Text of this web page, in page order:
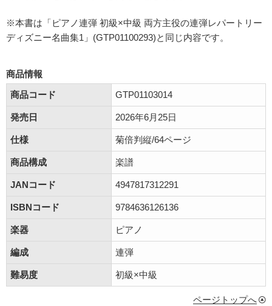
※本書は「ピアノ連弾 初級×中級 両方主役の連弾レパートリー
ディズニー名曲集1」(GTP01100293)と同じ内容です。
商品情報
商品コード
GTP01103014
発売日 2026年6月25日
仕様 菊倍判縦/64ページ
商品構成 楽譜
JANコード 4947817312291
ISBNコード 9784636126136
楽器 ピアノ
編成 連弾
難易度 初級×中級
ページトップへ